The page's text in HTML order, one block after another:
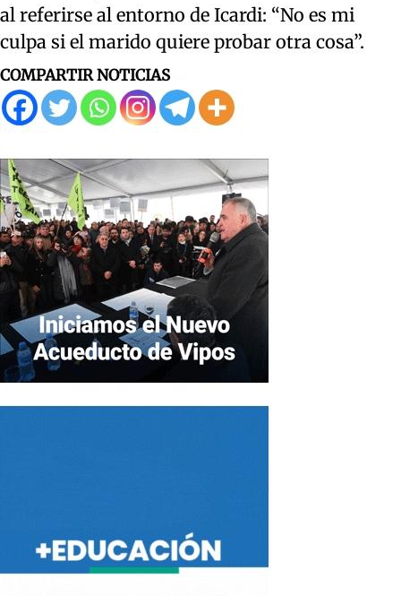
al referirse al entorno de Icardi: “No es mi
culpa si el marido quiere probar otra cosa”.
COMPARTIR NOTICIAS